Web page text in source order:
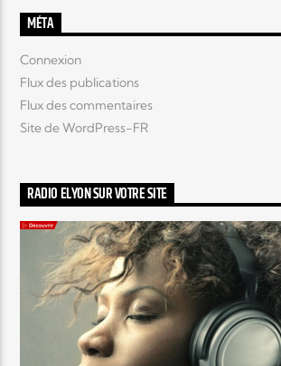
MÉTA
Connexion
Flux des publications
Flux des commentaires
Site de WordPress-FR
RADIO ELYON SUR VOTRE SITE